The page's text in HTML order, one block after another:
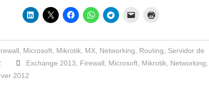
Microsoft Mikrotik MX Networking Routing
Servidor de
Exchange 2013 Firewall Microsoft Mikrotik Networking
2012